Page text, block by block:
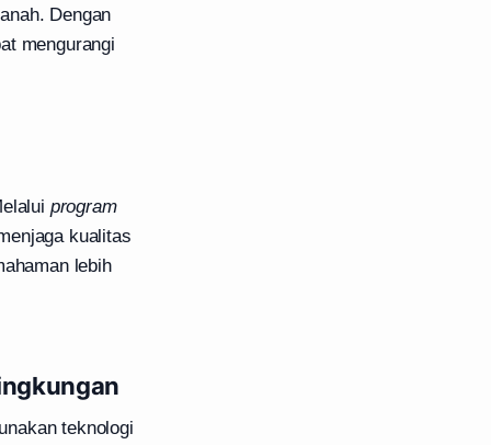
Dengan
mengurangi
program
kualitas
lebih
teknologi